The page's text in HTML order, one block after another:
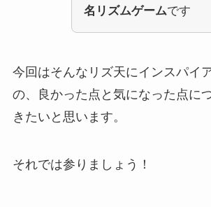
名リズムゲームです
今回はそんなリズ天にインスパイ
の、良かった点と気になった点に
きたいと思います。
それでは参りましょう！